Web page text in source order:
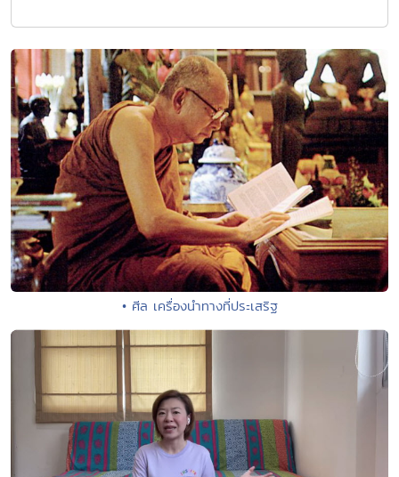
• ศีล เครื่องนำทางที่ประเสริฐ